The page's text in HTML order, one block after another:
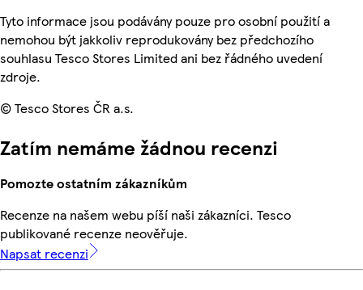
Tyto informace jsou podávány pouze pro osobní použití a
nemohou být jakkoliv reprodukovány bez předchozího
souhlasu Tesco Stores Limited ani bez řádného uvedení
zdroje.
© Tesco Stores ČR a.s.
Zatím nemáme žádnou recenzi
Pomozte ostatním zákazníkům
Recenze na našem webu píší naši zákazníci. Tesco
publikované recenze neověřuje.
Napsat recenzi